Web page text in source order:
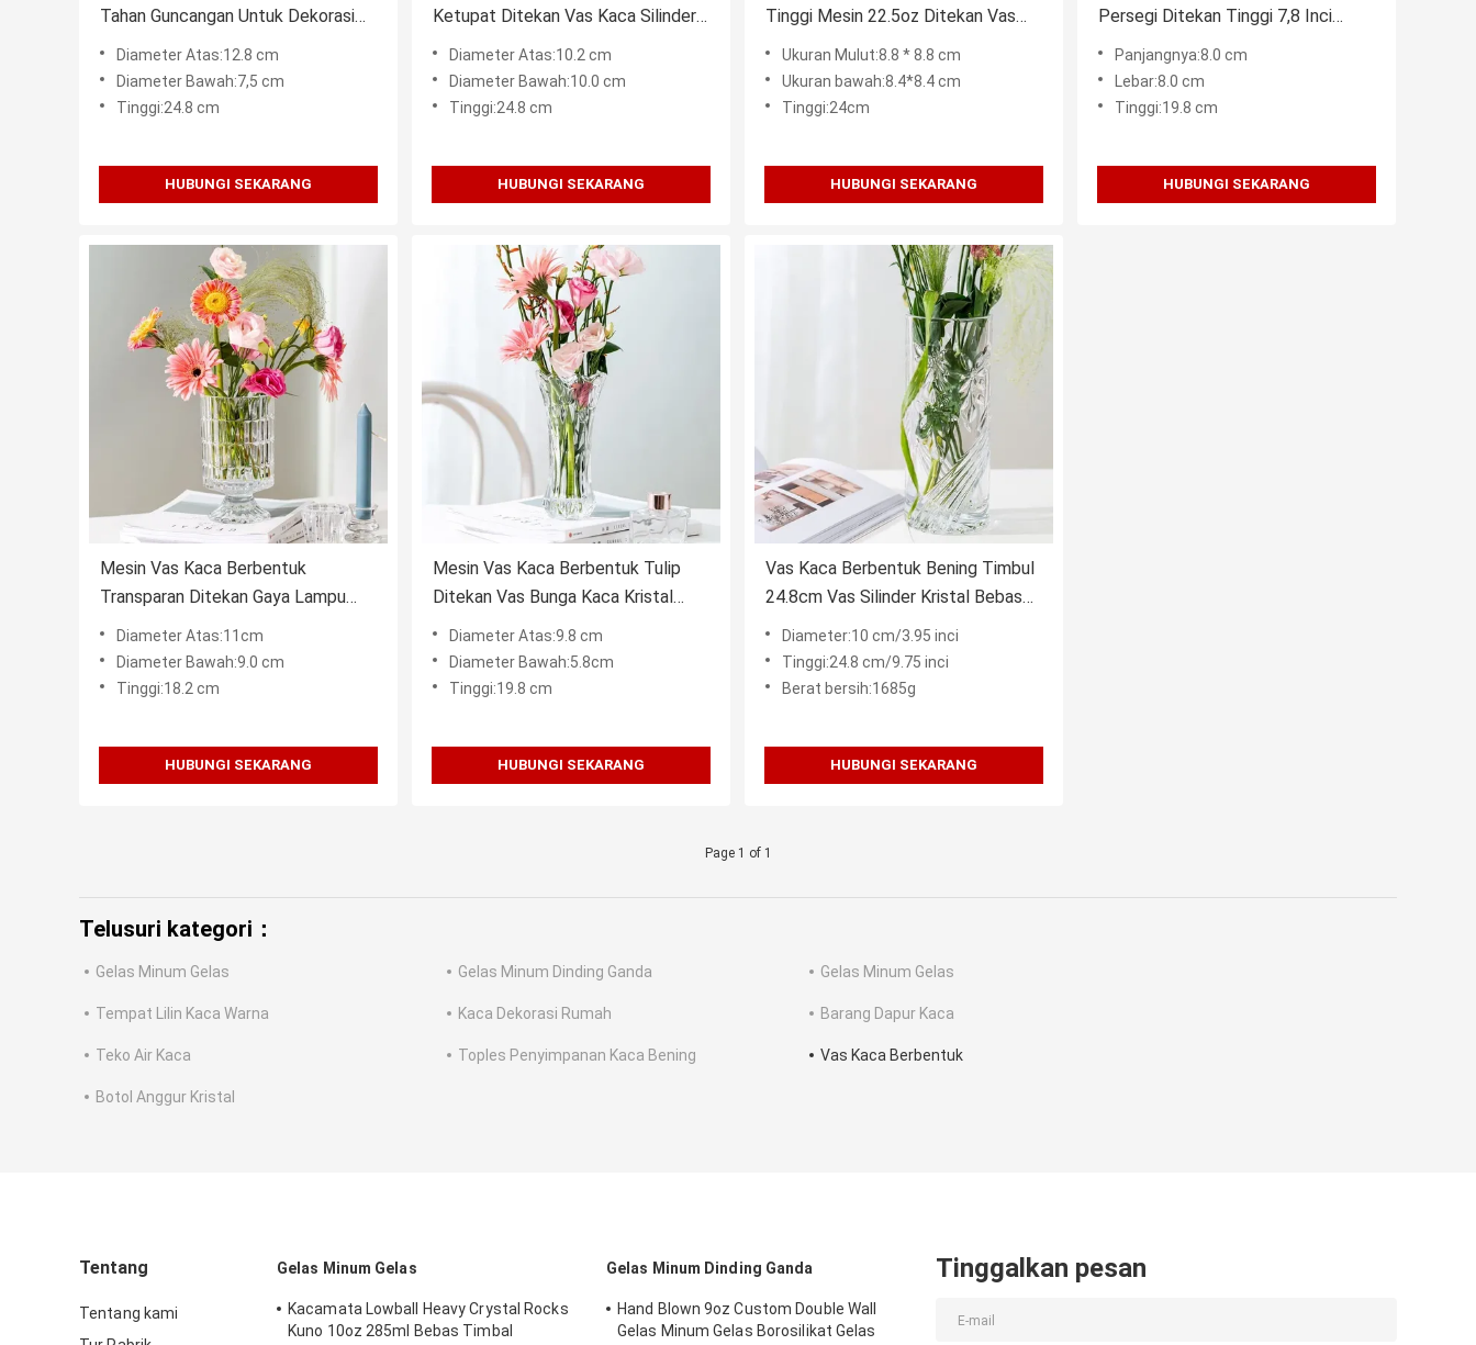
Tahan Guncangan Untuk Dekorasi
Rumah
Diameter Atas:12.8 cm
Diameter Bawah:7,5 cm
Tinggi:24.8 cm
HUBUNGI SEKARANG
Ketupat Ditekan Vas Kaca Silinder
Bening
Diameter Atas:10.2 cm
Diameter Bawah:10.0 cm
Tinggi:24.8 cm
HUBUNGI SEKARANG
Tinggi Mesin 22.5oz Ditekan Vas
Kristal Bening
Ukuran Mulut:8.8 * 8.8 cm
Ukuran bawah:8.4*8.4 cm
Tinggi:24cm
HUBUNGI SEKARANG
Persegi Ditekan Tinggi 7,8 Inci
Modern Sederhana
Panjangnya:8.0 cm
Lebar:8.0 cm
Tinggi:19.8 cm
HUBUNGI SEKARANG
Mesin Vas Kaca Berbentuk
Transparan Ditekan Gaya Lampu
Meja Tinggi 7,15 Inch
Diameter Atas:11cm
Diameter Bawah:9.0 cm
Tinggi:18.2 cm
HUBUNGI SEKARANG
Mesin Vas Kaca Berbentuk Tulip
Ditekan Vas Bunga Kaca Kristal
Tinggi 19.8cm
Diameter Atas:9.8 cm
Diameter Bawah:5.8cm
Tinggi:19.8 cm
HUBUNGI SEKARANG
Vas Kaca Berbentuk Bening Timbul
24.8cm Vas Silinder Kristal Bebas
Timbal
Diameter:10 cm/3.95 inci
Tinggi:24.8 cm/9.75 inci
Berat bersih:1685g
HUBUNGI SEKARANG
Page 1 of 1
Telusuri kategori：
Gelas Minum Gelas Gelas Minum Dinding Ganda Gelas Minum Gelas
Tempat Lilin Kaca Warna Kaca Dekorasi Rumah Barang Dapur Kaca
Teko Air Kaca Toples Penyimpanan Kaca Bening Vas Kaca Berbentuk
Botol Anggur Kristal
Tentang
Tentang kami
Gelas Minum Gelas
Kacamata Lowball Heavy Crystal Rocks
Kuno 10oz 285ml Bebas Timbal
Gelas Minum Dinding Ganda
Hand Blown 9oz Custom Double Wall
Gelas Minum Gelas Borosilikat Gelas
Tinggalkan pesan